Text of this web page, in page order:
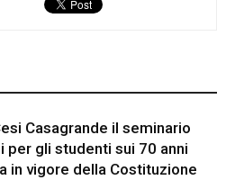
Casagrande il seminario
per gli studenti sui 70 anni
in vigore della Costituzione